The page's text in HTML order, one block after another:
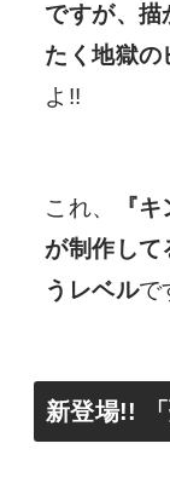
ですが、描
たく地獄の
よ!!
これ、
『
が制作して
うレベルで
新登場!! 「